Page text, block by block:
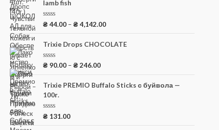
а
0
и
з
lamb fish
О
н
к
а
0
и
₴ 44.00 –₴ 4,142.00
Trixie Drops CHOCOLATE
О
н
к
а
0
и
з
₴ 90.00 –₴ 246.00
Trixie PREMIO Buffalo Sticks с буйвола —
100г.
О
₴ 131.00